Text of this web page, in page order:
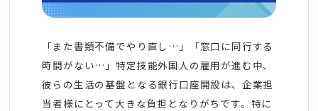
「また書類不備でやり直し…」「窓口に同行する
時間がない…」特定技能外国人の雇用が進む中、
彼らの生活の基盤となる銀行口座開設は、企業担
当者様にとって大きな負担となりがちです。特に